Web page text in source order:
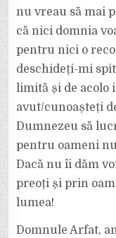
nu vreau să mai
că nici domnia
pentru nici o
deschideți-mi
limită și de acolo
avut/cunoașteți
Dumnezeu să
pentru oameni
Dacă nu îi dăm
preoți și prin
lumea!
Domnule Arfat,